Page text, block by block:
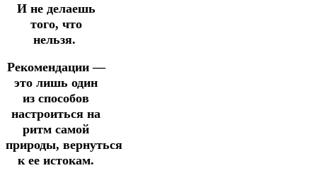
И не делаешь
того, что
нельзя.
Рекомендации —
это лишь один
из способов
настроиться на
ритм самой
природы, вернуться
к ее истокам.